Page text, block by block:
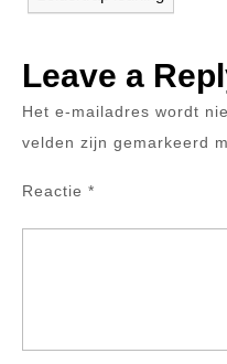
Leave a
Het e-mailadres wordt
velden zijn gemarkeerd
Reactie *